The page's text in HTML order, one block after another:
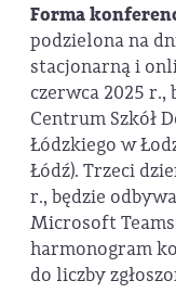
Forma
podzielona na
stacjonarną i
czerwca 2025 r.,
Centrum Szkół
Łódzkiego w
Łódź). Trzeci
r., będzie
Microsoft
harmonogram
do liczby